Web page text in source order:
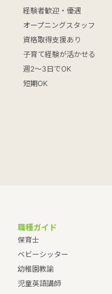
経験者歓迎・優遇
オープニングスタッフ
資格取得支援あり
子育て経験が活かせる
週2～3日でOK
短期OK
職種ガイド
保育士
ベビーシッター
幼稚園教諭
児童英語講師